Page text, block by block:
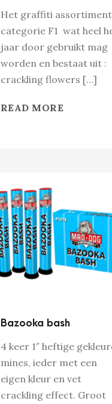
Het graffiti
categorie F1 wat heel
jaar door gebruikt mag
worden en bestaat uit :
crackling flowers […]
READ MORE
Bazooka bash
4 keer 1″ heftige
mines, ieder met een
eigen kleur en vet
crackling effect. Groot